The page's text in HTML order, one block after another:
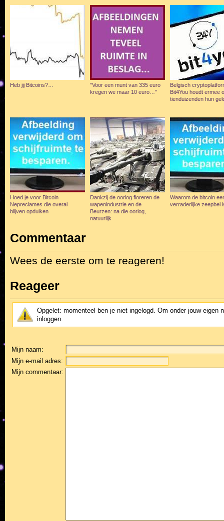
Heb jij Bitcoins?…
"Voor een munt van 335 euro
kregen we maar 10 euro…"
Belgisch
Bit4You houdt ermee
tienduizenden hun
Hoed je voor Bitcoin
Nepreclames die overal
blijven opduiken
Dankzij de oorlog floreren de
wapenindustrie en de
Beurzen: na die oorlog,
natuurlijk
Waarom de bitcoin
verraderlijke zeepbel
Commentaar
Wees de eerste om te reageren!
Reageer
Opgelet: momenteel ben je niet ingelogd. Om onder jouw eigen
inloggen.
Mijn naam:
Mijn e-mail adres:
Mijn commentaar: